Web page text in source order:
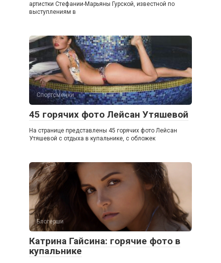
артистки Стефании-Марьяны Гурской, известной по
выступлениям в
Спортсменки
45 горячих фото Лейсан Утяшевой
На странице представлены 45 горячих фото Лейсан
Утяшевой с отдыха в купальнике, с обложек
Блогерши
Катрина Гайсина: горячие фото в
купальнике